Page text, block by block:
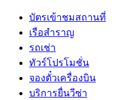
บัตรเข้าชมสถานที่
เรือสำราญ
รถเช่า
ทัวร์โปรโมชั่น
จองตั๋วเครื่องบิน
บริการยื่นวีซ่า